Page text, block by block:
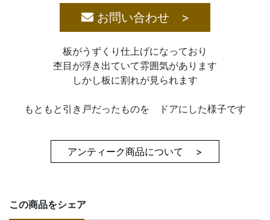
お問い合わせ >
板がうずくり仕上げになっており
杢目が浮き出ていて雰囲気があります
しかし板に割れが見られます
もともと引き戸だったものを ドアにした様子です
アンティーク商品について >
この商品をシェア